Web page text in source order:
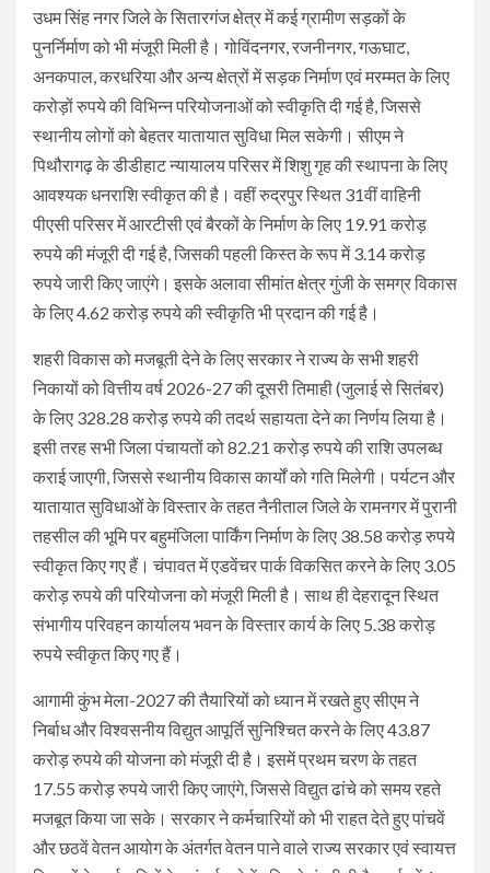
उधम सिंह नगर जिले के सितारगंज क्षेत्र में कई ग्रामीण सड़कों के
पुनर्निर्माण को भी मंजूरी मिली है। गोविंदनगर, रजनीनगर, गऊघाट,
अनकपाल, करधरिया और अन्य क्षेत्रों में सड़क निर्माण एवं मरम्मत के लिए
करोड़ों रुपये की विभिन्न परियोजनाओं को स्वीकृति दी गई है, जिससे
स्थानीय लोगों को बेहतर यातायात सुविधा मिल सकेगी। सीएम ने
पिथौरागढ़ के डीडीहाट न्यायालय परिसर में शिशु गृह की स्थापना के लिए
आवश्यक धनराशि स्वीकृत की है। वहीं रुद्रपुर स्थित 31वीं वाहिनी
पीएसी परिसर में आरटीसी एवं बैरकों के निर्माण के लिए 19.91 करोड़
रुपये की मंजूरी दी गई है, जिसकी पहली किस्त के रूप में 3.14 करोड़
रुपये जारी किए जाएंगे। इसके अलावा सीमांत क्षेत्र गुंजी के समग्र विकास
के लिए 4.62 करोड़ रुपये की स्वीकृति भी प्रदान की गई है।
शहरी विकास को मजबूती देने के लिए सरकार ने राज्य के सभी शहरी
निकायों को वित्तीय वर्ष 2026-27 की दूसरी तिमाही (जुलाई से सितंबर)
के लिए 328.28 करोड़ रुपये की तदर्थ सहायता देने का निर्णय लिया है।
इसी तरह सभी जिला पंचायतों को 82.21 करोड़ रुपये की राशि उपलब्ध
कराई जाएगी, जिससे स्थानीय विकास कार्यों को गति मिलेगी। पर्यटन और
यातायात सुविधाओं के विस्तार के तहत नैनीताल जिले के रामनगर में पुरानी
तहसील की भूमि पर बहुमंजिला पार्किंग निर्माण के लिए 38.58 करोड़ रुपये
स्वीकृत किए गए हैं। चंपावत में एडवेंचर पार्क विकसित करने के लिए 3.05
करोड़ रुपये की परियोजना को मंजूरी मिली है। साथ ही देहरादून स्थित
संभागीय परिवहन कार्यालय भवन के विस्तार कार्य के लिए 5.38 करोड़
रुपये स्वीकृत किए गए हैं।
आगामी कुंभ मेला-2027 की तैयारियों को ध्यान में रखते हुए सीएम ने
निर्बाध और विश्वसनीय विद्युत आपूर्ति सुनिश्चित करने के लिए 43.87
करोड़ रुपये की योजना को मंजूरी दी है। इसमें प्रथम चरण के तहत
17.55 करोड़ रुपये जारी किए जाएंगे, जिससे विद्युत ढांचे को समय रहते
मजबूत किया जा सके। सरकार ने कर्मचारियों को भी राहत देते हुए पांचवें
और छठवें वेतन आयोग के अंतर्गत वेतन पाने वाले राज्य सरकार एवं स्वायत्त